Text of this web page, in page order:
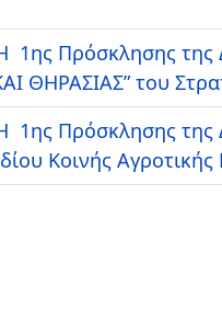
1ης Πρόσκλησης
του
Πρόσκλησης της
Κοινής